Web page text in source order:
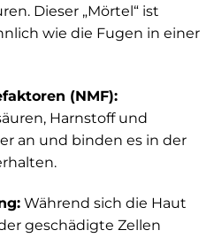
Dieser „Mörtel“ ist
wie die Fugen in einer
(NMF):
Harnstoff und
an und binden es in der
Während sich die Haut
geschädigte Zellen